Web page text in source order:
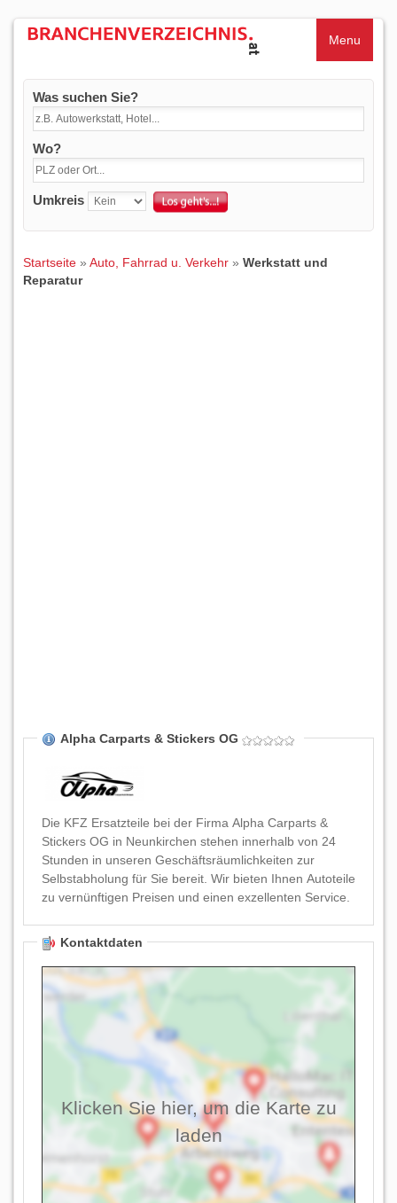
Menu
Was suchen Sie?
Wo?
Umkreis
Startseite » Auto, Fahrrad u. Verkehr » Werkstatt und
Reparatur
Alpha Carparts & Stickers OG
Die KFZ Ersatzteile bei der Firma Alpha Carparts &
Stickers OG in Neunkirchen stehen innerhalb von 24
Stunden in unseren Geschäftsräumlichkeiten zur
Selbstabholung für Sie bereit. Wir bieten Ihnen Autoteile
zu vernünftigen Preisen und einen exzellenten Service.
Kontaktdaten
Klicken Sie hier, um die Karte zu
laden